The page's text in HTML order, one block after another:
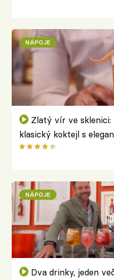
NÁPOJE
Zlatý vír ve sklenici:
klasický koktejl s
NÁPOJE
Dva drinky, jeden